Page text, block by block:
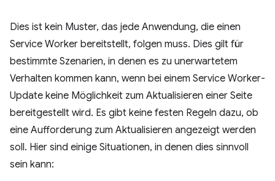
Dies ist kein Muster, das jede Anwendung, die einen
Service Worker bereitstellt, folgen muss. Dies gilt für
bestimmte Szenarien, in denen es zu unerwartetem
Verhalten kommen kann, wenn bei einem Service Worker-
Update keine Möglichkeit zum Aktualisieren einer Seite
bereitgestellt wird. Es gibt keine festen Regeln dazu, ob
eine Aufforderung zum Aktualisieren angezeigt werden
soll. Hier sind einige Situationen, in denen dies sinnvoll
sein kann: